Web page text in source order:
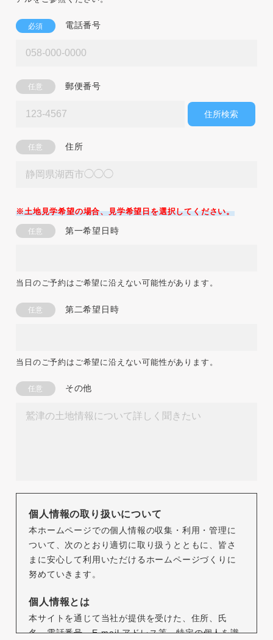
必須 電話番号
任意 郵便番号
住所検索
任意 住所
※土地見学希望の場合、見学希望日を選択してください。
任意 第一希望日時
当日のご予約はご希望に沿えない可能性があります。
任意 第二希望日時
当日のご予約はご希望に沿えない可能性があります。
任意 その他
個人情報の取り扱いについて
本ホームページでの個人情報の収集・利用・管理に
ついて、次のとおり適切に取り扱うとともに、皆さ
まに安心して利用いただけるホームページづくりに
努めていきます。
個人情報とは
本サイトを通じて当社が提供を受けた、住所、氏
名、電話番号、E-mail アドレス等、特定の個人を識